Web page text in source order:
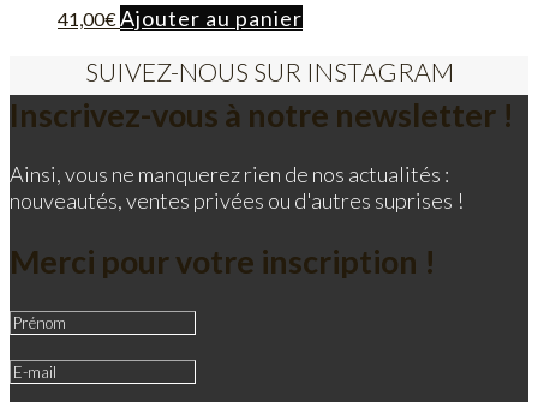
41,00€ Ajouter au panier
SUIVEZ-NOUS SUR INSTAGRAM
Inscrivez-vous à notre newsletter !
Ainsi, vous ne manquerez rien de nos actualités :
nouveautés, ventes privées ou d'autres suprises !
Merci pour votre inscription !